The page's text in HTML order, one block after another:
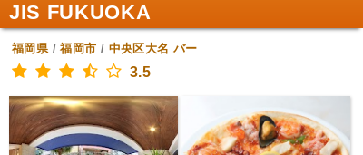
JIS FUKUOKA
福岡県/福岡市 / 中央区大名 バー
3.5